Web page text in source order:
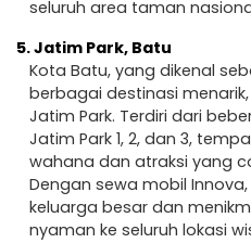
seluruh area taman
5.Jatim Park, Batu
Kota Batu, yang dikenal
berbagai destinasi
Jatim Park. Terdiri dari
Jatim Park 1, 2, dan 3,
wahana dan atraksi yang
Dengan sewa mobil
keluarga besar dan
nyaman ke seluruh lokasi